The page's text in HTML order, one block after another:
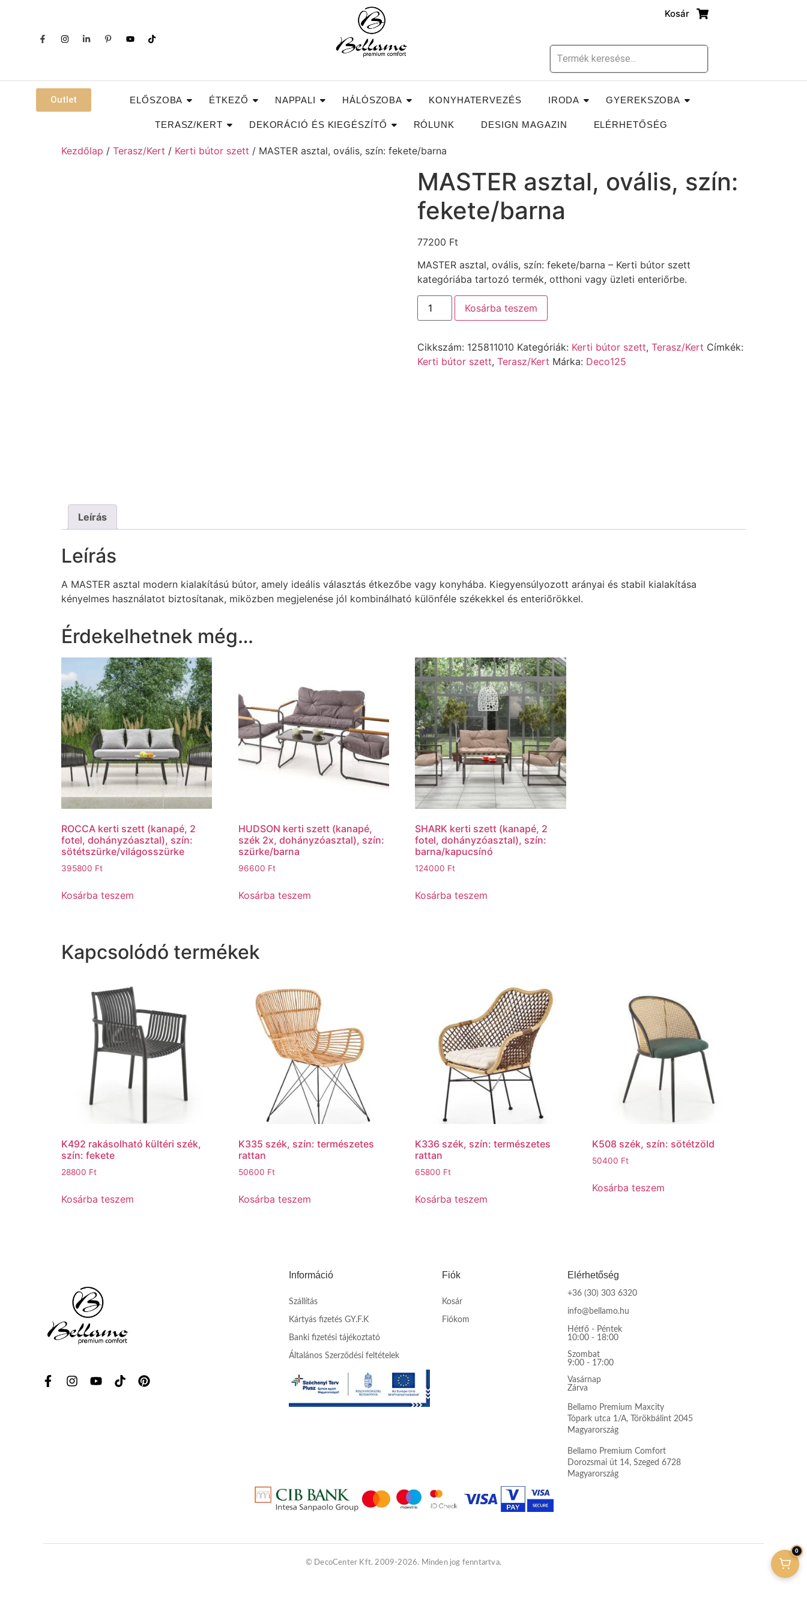
Kosár
Outlet ELŐSZOBA ÉTKEZŐ NAPPALI HÁLÓSZOBA KONYHATERVEZÉS IRODA GYEREKSZOBA
TERASZ/KERT DEKORÁCIÓ ÉS KIEGÉSZÍTŐ RÓLUNK DESIGN MAGAZIN ELÉRHETŐSÉG
Kezdőlap / Terasz/Kert / Kerti bútor szett / MASTER asztal, ovális, szín: fekete/barna
MASTER asztal, ovális, szín:
fekete/barna
77200 Ft
MASTER asztal, ovális, szín: fekete/barna – Kerti bútor szett
kategóriába tartozó termék, otthoni vagy üzleti enteriőrbe.
Kosárba teszem
Cikkszám: 125811010 Kategóriák: Kerti bútor szett, Terasz/Kert Címkék:
Kerti bútor szett, Terasz/Kert Márka: Deco125
Leírás
Leírás
A MASTER asztal modern kialakítású bútor, amely ideális választás étkezőbe vagy konyhába. Kiegyensúlyozott arányai és stabil kialakítása
kényelmes használatot biztosítanak, miközben megjelenése jól kombinálható különféle székekkel és enteriőrökkel.
Érdekelhetnek még…
ROCCA kerti szett (kanapé, 2
fotel, dohányzóasztal), szín:
sötétszürke/világosszürke
395800 Ft
Kosárba teszem
HUDSON kerti szett (kanapé,
szék 2x, dohányzóasztal), szín:
szürke/barna
96600 Ft
Kosárba teszem
SHARK kerti szett (kanapé, 2
fotel, dohányzóasztal), szín:
barna/kapucsínó
124000 Ft
Kosárba teszem
Kapcsolódó termékek
K492 rakásolható kültéri szék,
szín: fekete
28800 Ft
Kosárba teszem
K335 szék, szín: természetes
rattan
50600 Ft
Kosárba teszem
K336 szék, szín: természetes
rattan
65800 Ft
Kosárba teszem
K508 szék, szín: sötétzöld
50400 Ft
Kosárba teszem
Információ
Szállítás
Kártyás fizetés GY.F.K
Banki fizetési tájékoztató
Általános Szerződési feltételek
Fiók
Kosár
Fiókom
Elérhetőség
+36 (30) 303 6320
info@bellamo.hu
Hétfő - Péntek
10:00 - 18:00
Szombat
9:00 - 17:00
Vasárnap
Zárva
Bellamo Premium Maxcity
Tópark utca 1/A, Törökbálint 2045
Magyarország
Bellamo Premium Comfort
Dorozsmai út 14, Szeged 6728
Magyarország
© DecoCenter Kft. 2009-2026. Minden jog fenntartva.
0